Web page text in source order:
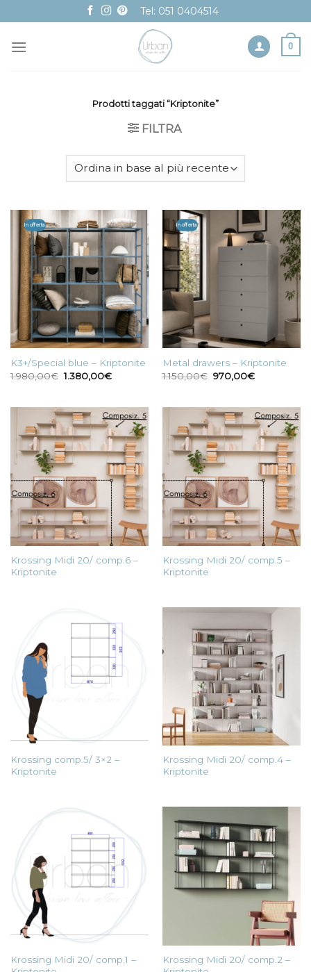
to
content
Tel: 051 0404514
0
Prodotti taggati “Kriptonite”
FILTRA
In offerta
K3+/Special blue – Kriptonite
1.980,00€ Il
prezzo
1.980,00€.
1.380,00€Il
1.380,00€.
In offerta
Metal drawers – Kriptonite
1.150,00€ Il
prezzo
1.150,00€.
970,00€Il
970,00€.
Krossing Midi 20/ comp.6 –
Kriptonite
Krossing Midi 20/ comp.5 –
Kriptonite
Krossing comp.5/ 3×2 –
Kriptonite
Krossing Midi 20/ comp.4 –
Kriptonite
Krossing Midi 20/ comp.1 –
Krossing Midi 20/ comp.2 –